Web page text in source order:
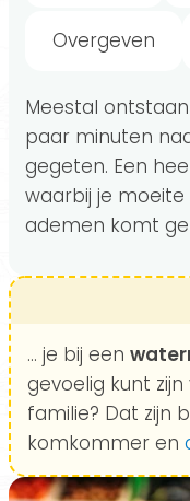
Overgeven
Meestal
paar minuten
gegeten. Een
waarbij je
ademen komt
... je bij een
gevoelig kunt
familie? Dat zijn
komkommer en